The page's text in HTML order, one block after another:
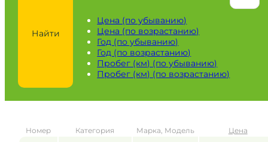
Город / регион
от до
Пробег / Наработка
Найти
Цена (по убыванию)
Цена (по возрастанию)
Год (по убыванию)
Год (по возрастанию)
Пробег (км) (по убыванию)
Пробег (км) (по возрастанию)
Номер Категория Марка, Модель Цена